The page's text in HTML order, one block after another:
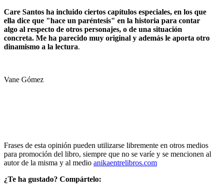
Care Santos ha incluido ciertos capítulos especiales, en los que
ella dice que "hace un paréntesis" en la historia para contar
algo al respecto de otros personajes, o de una situación
concreta. Me ha parecido muy original y además le aporta otro
dinamismo a la lectura.
Vane Gómez
Frases de esta opinión pueden utilizarse libremente en otros medios
para promoción del libro, siempre que no se varíe y se mencionen al
autor de la misma y al medio anikaentrelibros.com
¿Te ha gustado? Compártelo: